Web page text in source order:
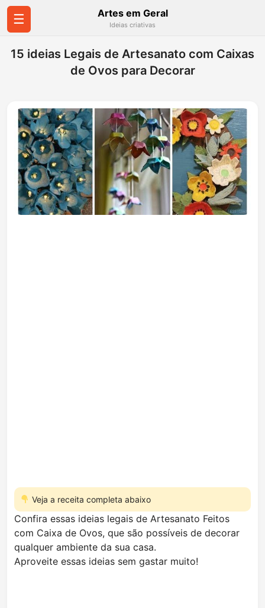
☰ Artes em Geral
Ideias criativas
15 ideias Legais de Artesanato com Caixas
de Ovos para Decorar
Veja a receita completa abaixo
Confira essas ideias legais de Artesanato Feitos
com Caixa de Ovos, que são possíveis de decorar
qualquer ambiente da sua casa.
Aproveite essas ideias sem gastar muito!